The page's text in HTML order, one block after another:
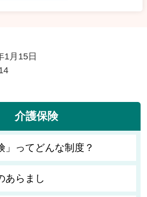
1月15日
介護保険
」ってどんな制度？
あらまし